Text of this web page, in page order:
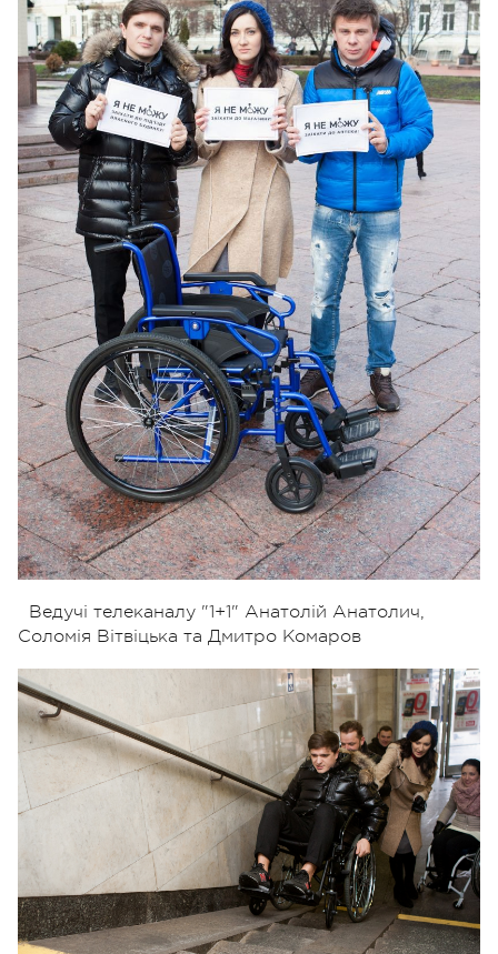
Ведучі телеканалу "1+1" Анатолій Анатолич,
Соломія Вітвіцька та Дмитро Комаров